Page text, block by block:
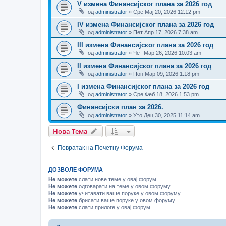
V измена Финансијског плана за 2026 год
од administrator » Сре Мај 20, 2026 12:12 pm
IV измена Финансијског плана за 2026 год
од administrator » Пет Апр 17, 2026 7:38 am
III измена Финансијског плана за 2026 год
од administrator » Чет Мар 26, 2026 10:03 am
II измена Финансијског плана за 2026 год
од administrator » Пон Мар 09, 2026 1:18 pm
I измена Финансијског плана за 2026 год
од administrator » Сре Феб 18, 2026 1:53 pm
Финансијски план за 2026.
од administrator » Уто Дец 30, 2025 11:14 am
Нова Тема
Повратак на Почетну Форума
ДОЗВОЛЕ ФОРУМА
Не можете слати нове теме у овај форум
Не можете одговарати на теме у овом форуму
Не можете учитавати ваше поруке у овом форуму
Не можете брисати ваше поруке у овом форуму
Не можете слати прилоге у овај форум